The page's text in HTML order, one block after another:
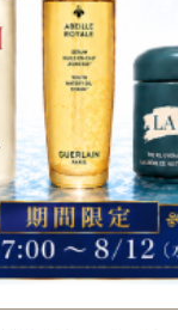
に見え